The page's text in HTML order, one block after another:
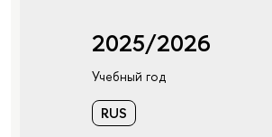
2025/2026
Учебный год
RUS